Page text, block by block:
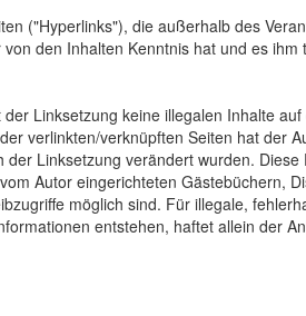
("Hyperlinks"), die außerhalb des
den Inhalten Kenntnis hat und es
Linksetzung keine illegalen Inhalte
verlinkten/verknüpften Seiten hat der
Linksetzung verändert wurden.
Autor eingerichteten Gästebüchern,
möglich sind. Für illegale,
entstehen, haftet allein der